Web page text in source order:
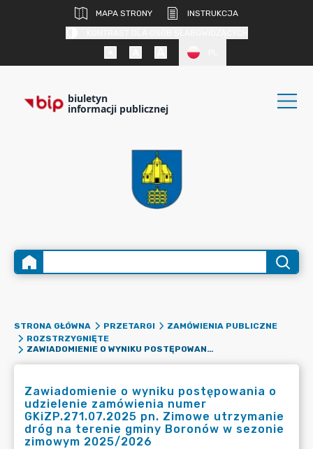
MAPA STRONY
INSTRUKCJA
biuletyn
informacji publicznej
STRONA GŁÓWNA PRZETARGI
ZAMÓWIENIA PUBLICZNE
ROZSTRZYGNIĘTE
ZAWIADOMIENIE O WYNIKU POSTĘPOWANIA O UDZIELENIE ZAMÓWIENIA NUMER GKIZP.271.07.2025 PN. ZIMOWE UTRZYMANIE DRÓG NA TERENIE GMINY BORONÓW W SEZONIE ZIMOWYM 2025/2026
Zawiadomienie o wyniku postępowania o
udzielenie zamówienia numer
GKiZP.271.07.2025 pn. Zimowe utrzymanie
dróg na terenie gminy Boronów w sezonie
zimowym 2025/2026